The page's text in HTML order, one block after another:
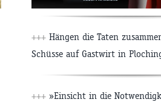
+++ Hängen die Taten
Schüsse auf Gastwirt in
+++ »Einsicht in die